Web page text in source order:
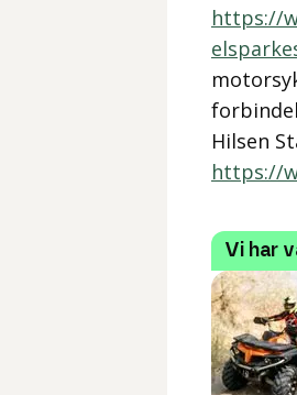
https://
Hilsen
https://
Vi har